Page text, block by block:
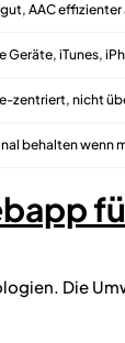
AAC effizienter
Geräte, iTunes,
zentriert, nicht
behalten wenn
Die